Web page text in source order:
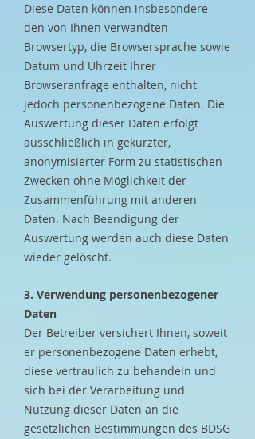
Diese Daten können insbesondere
den von Ihnen verwandten
Browsertyp, die Browsersprache sowie
Datum und Uhrzeit Ihrer
Browseranfrage enthalten, nicht
jedoch personenbezogene Daten. Die
Auswertung dieser Daten erfolgt
ausschließlich in gekürzter,
anonymisierter Form zu statistischen
Zwecken ohne Möglichkeit der
Zusammenführung mit anderen
Daten. Nach Beendigung der
Auswertung werden auch diese Daten
wieder gelöscht.
3. Verwendung personenbezogener
Daten
​Der Betreiber versichert Ihnen, soweit
er personenbezogene Daten erhebt,
diese vertraulich zu behandeln und
sich bei der Verarbeitung und
Nutzung dieser Daten an die
gesetzlichen Bestimmungen des BDSG